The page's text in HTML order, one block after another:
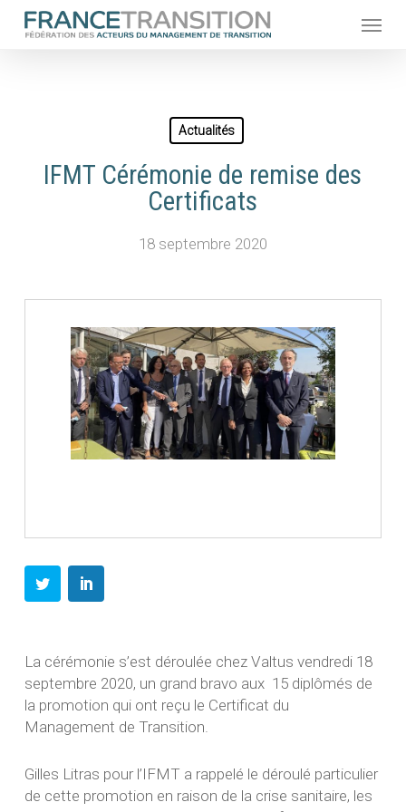
Skip
Actualités
IFMT Cérémonie de remise des
Certificats
18 septembre 2020
La cérémonie s’est déroulée chez Valtus vendredi 18
septembre 2020, un grand bravo aux 15 diplômés de
la promotion qui ont reçu le Certificat du
Management de Transition.
Gilles Litras pour l’IFMT a rappelé le déroulé particulier
de cette promotion en raison de la crise sanitaire, les